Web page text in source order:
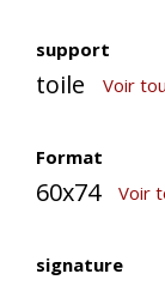
support
toile Voir
Format
60x74 Voir
signature